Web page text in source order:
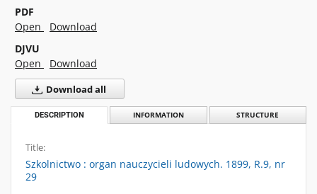
PDF
Open
Download
DJVU
Open
Download
Download all
DESCRIPTION INFORMATION STRUCTURE
Title:
Szkolnictwo : organ nauczycieli ludowych. 1899, R.9, nr
29